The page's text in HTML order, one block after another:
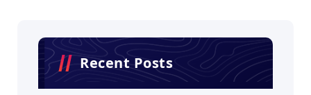
Recent Posts